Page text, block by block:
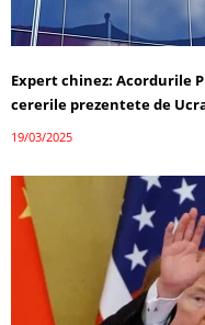
Expert chinez: Acordurile
cererile prezentete de
19/03/2025